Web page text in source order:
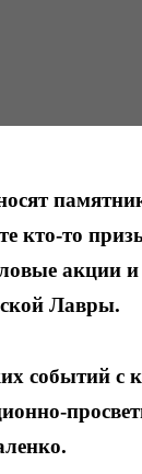
кто-то
акции
Лавры.
событий с